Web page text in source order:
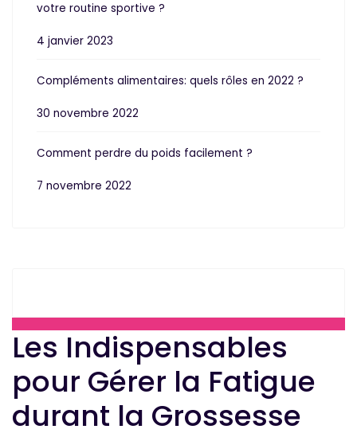
votre routine sportive ?
4 janvier 2023
Compléments alimentaires: quels rôles en 2022 ?
30 novembre 2022
Comment perdre du poids facilement ?
7 novembre 2022
Les Indispensables
pour Gérer la Fatigue
durant la Grossesse